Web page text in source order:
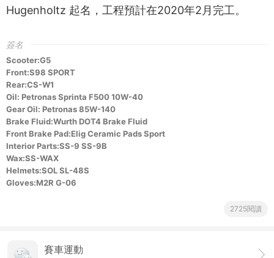
Hugenholtz 起名，工程預計在2020年2月完工。
簽名
Scooter:G5
Front:S98 SPORT
Rear:CS-W1
Oil: Petronas Sprinta F500 10W-40
Gear Oil: Petronas 85W-140
Brake Fluid:Wurth DOT4 Brake Fluid
Front Brake Pad:Elig Ceramic Pads Sport
Interior Parts:SS-9 SS-9B
Wax:SS-WAX
Helmets:SOL SL-48S
Gloves:M2R G-06
2725閱讀
賽車運動